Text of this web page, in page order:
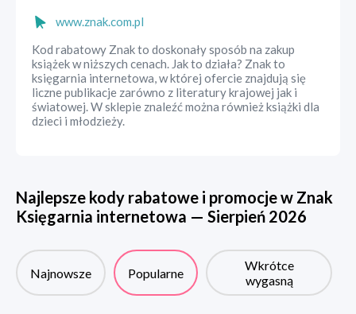
www.znak.com.pl
Kod rabatowy Znak to doskonały sposób na zakup
książek w niższych cenach. Jak to działa? Znak to
księgarnia internetowa, w której ofercie znajdują się
liczne publikacje zarówno z literatury krajowej jak i
światowej. W sklepie znaleźć można również książki dla
dzieci i młodzieży.
Najlepsze kody rabatowe i promocje w Znak
Księgarnia internetowa — Sierpień 2026
Najnowsze Popularne
Wkrótce
wygasną